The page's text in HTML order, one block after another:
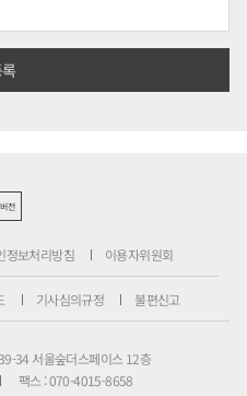
전
정보처리방침 이용자위원회
기사심의규정 불편신고
34 서울숲더스페이스 12층
팩스 : 070-4015-8658